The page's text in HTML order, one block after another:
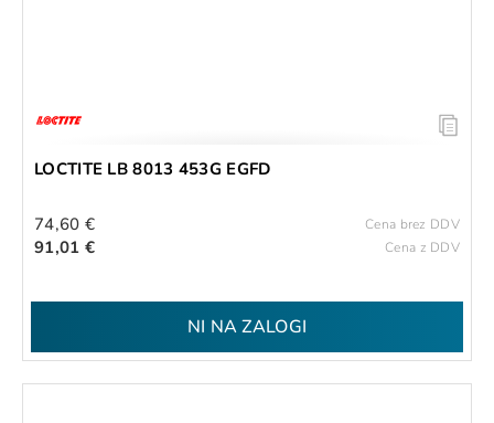
LOCTITE LB 8013 453G EGFD
Cena brez DDV
74,60 €
Cena z DDV
91,01 €
NI NA ZALOGI